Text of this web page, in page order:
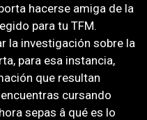
hacerse amiga de la
para tu TFM.
la investigación sobre la
para esa instancia,
que resultan
cursando
sepas â qué es lo